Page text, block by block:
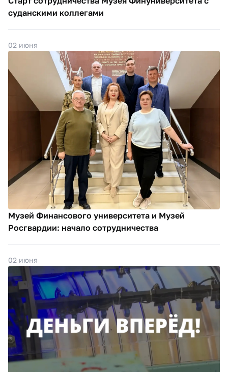
суданскими коллегами
02 июня
Музей Финансового университета и Музей
Росгвардии: начало сотрудничества
02 июня